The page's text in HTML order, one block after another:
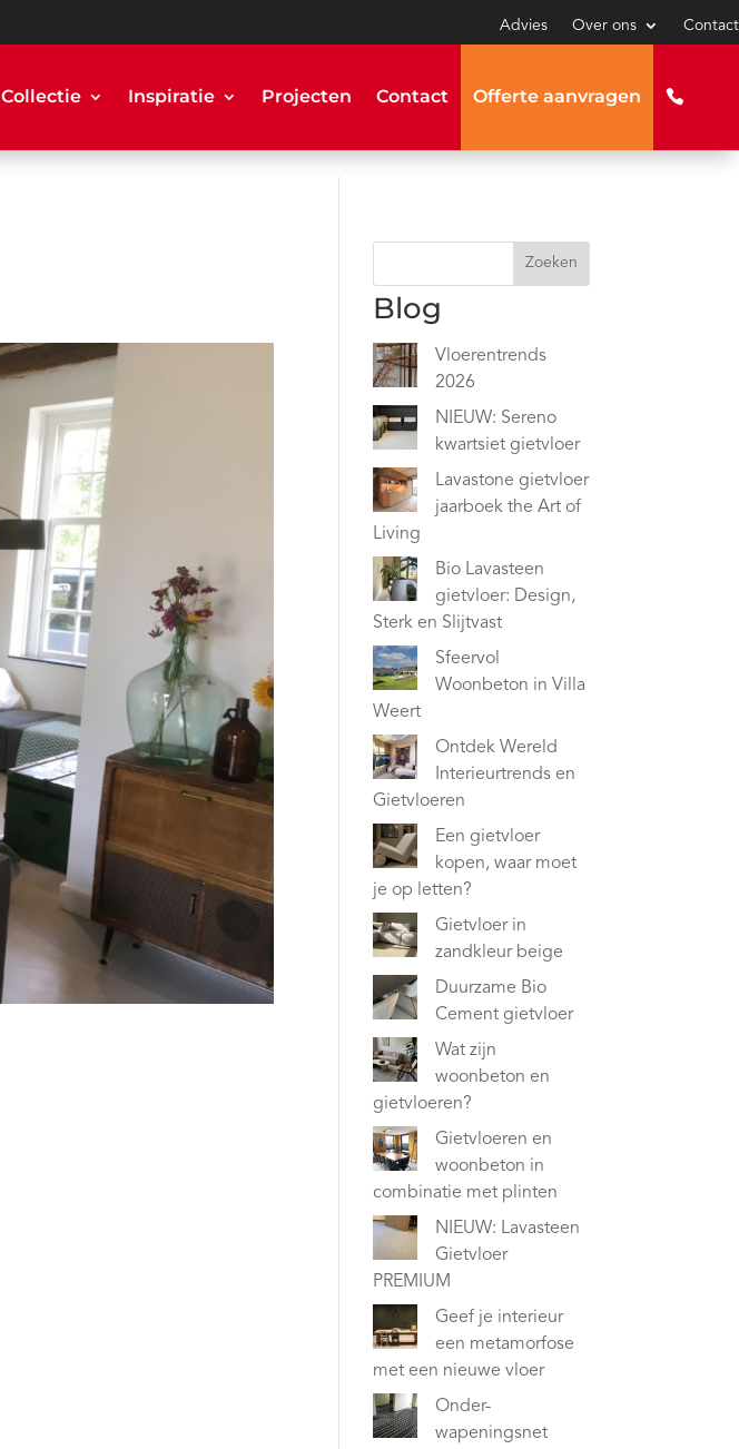
Advies Over ons Contact
Collectie Inspiratie Projecten Contact Offerte aanvragen
Zoeken
Blog
Vloerentrends
2026
NIEUW: Sereno
kwartsiet gietvloer
Lavastone gietvloer
jaarboek the Art of
Living
Bio Lavasteen
gietvloer: Design,
Sterk en Slijtvast
Sfeervol
Woonbeton in Villa
Weert
Ontdek Wereld
Interieurtrends en
Gietvloeren
Een gietvloer
kopen, waar moet
je op letten?
Gietvloer in
zandkleur beige
Duurzame Bio
Cement gietvloer
Wat zijn
woonbeton en
gietvloeren?
Gietvloeren en
woonbeton in
combinatie met plinten
NIEUW: Lavasteen
Gietvloer
PREMIUM
Geef je interieur
een metamorfose
met een nieuwe vloer
Onder-
wapeningsnet